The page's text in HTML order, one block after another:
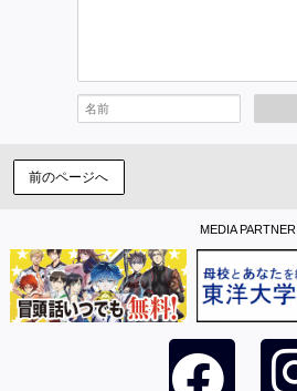
前のページへ
MEDIA PARTNER